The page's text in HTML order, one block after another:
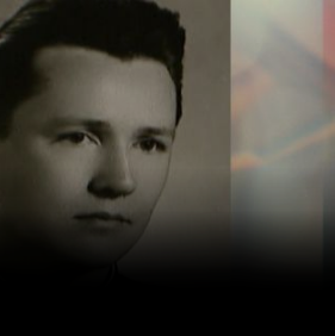
Księża wolności